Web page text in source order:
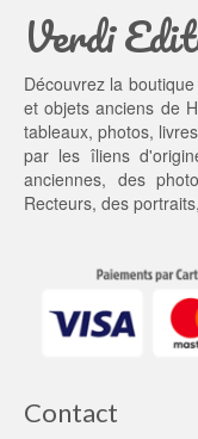
Verdi
Découvrez la
et objets anciens de
tableaux, photos,
par les îliens
anciennes, des
Recteurs, des
Contact